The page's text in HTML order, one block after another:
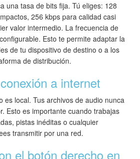
una tasa de bits fija. Tú eliges: 128
256 kbps para calidad casi
valor intermedio. La frecuencia de
Esto te permite adaptar la
de tu dispositivo de destino o a los
de distribución.
a internet
es local. Tus archivos de audio nunca
Esto es importante cuando trabajas
pistas inéditas o cualquier
transmitir por una red.
el botón derecho en